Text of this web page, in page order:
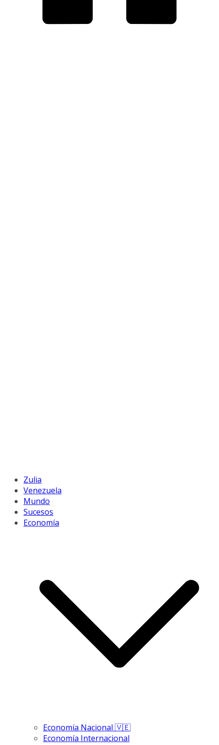
Zulia
Venezuela
Mundo
Sucesos
Economía
Economía Nacional 🇻🇪
Economía Internacional